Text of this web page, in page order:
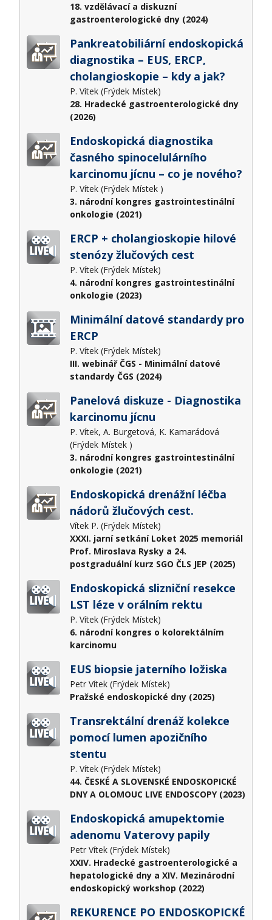
18. vzdělávací a diskuzní
gastroenterologické dny (2024)
Pankreatobiliární endoskopická
diagnostika – EUS, ERCP,
cholangioskopie – kdy a jak?
P. Vítek (Frýdek Místek)
28. Hradecké gastroenterologické dny
(2026)
Endoskopická diagnostika
časného spinocelulárního
karcinomu jícnu – co je nového?
P. Vítek (Frýdek Místek )
3. národní kongres gastrointestinální
onkologie (2021)
ERCP + cholangioskopie hilové
stenózy žlučových cest
P. Vítek (Frýdek Místek)
4. národní kongres gastrointestinální
onkologie (2023)
Minimální datové standardy pro
ERCP
P. Vítek (Frýdek Místek)
III. webinář ČGS - Minimální datové
standardy ČGS (2024)
Panelová diskuze - Diagnostika
karcinomu jícnu
P. Vítek, A. Burgetová, K. Kamarádová
(Frýdek Místek )
3. národní kongres gastrointestinální
onkologie (2021)
Endoskopická drenážní léčba
nádorů žlučových cest.
Vítek P. (Frýdek Místek)
XXXI. jarní setkání Loket 2025 memoriál
Prof. Miroslava Rysky a 24.
postgraduální kurz SGO ČLS JEP (2025)
Endoskopická slizniční resekce
LST léze v orálním rektu
P. Vítek (Frýdek Místek)
6. národní kongres o kolorektálním
karcinomu
EUS biopsie jaterního ložiska
Petr Vítek (Frýdek Místek)
Pražské endoskopické dny (2025)
Transrektální drenáž kolekce
pomocí lumen apozičního
stentu
P. Vítek (Frýdek Místek)
44. ČESKÉ A SLOVENSKÉ ENDOSKOPICKÉ
DNY A OLOMOUC LIVE ENDOSCOPY (2023)
Endoskopická amupektomie
adenomu Vaterovy papily
Petr Vítek (Frýdek Místek)
XXIV. Hradecké gastroenterologické a
hepatologické dny a XIV. Mezinárodní
endoskopický workshop (2022)
REKURENCE PO ENDOSKOPICKÉ